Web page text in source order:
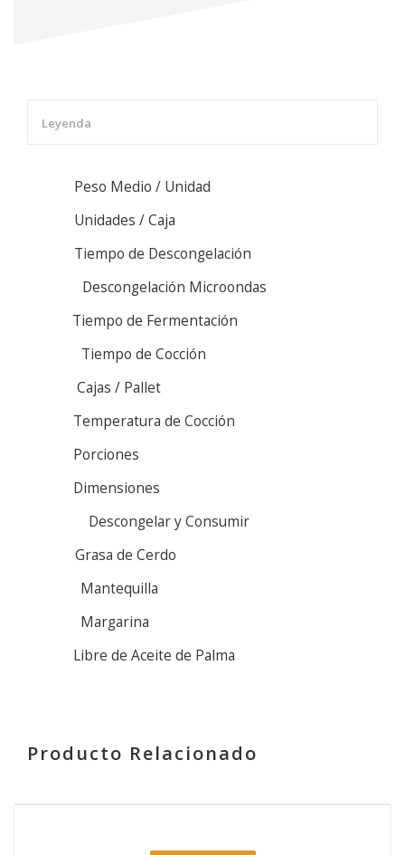
Leyenda
Peso Medio / Unidad
Unidades / Caja
Tiempo de Descongelación
Descongelación Microondas
Tiempo de Fermentación
Tiempo de Cocción
Cajas / Pallet
Temperatura de Cocción
Porciones
Dimensiones
Descongelar y Consumir
Grasa de Cerdo
Mantequilla
Margarina
Libre de Aceite de Palma
Producto Relacionado